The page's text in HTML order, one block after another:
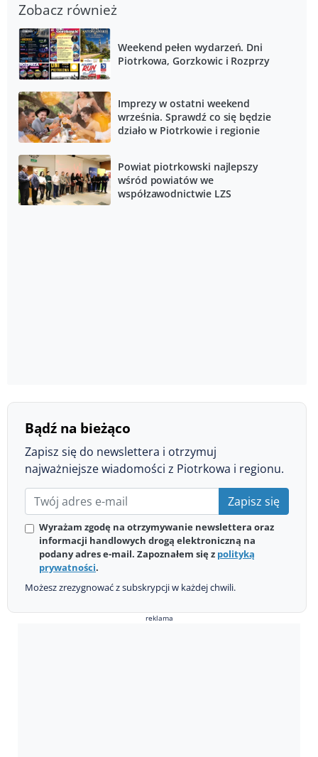
Zobacz również
Weekend pełen wydarzeń. Dni
Piotrkowa, Gorzkowic i Rozprzy
Imprezy w ostatni weekend
września. Sprawdź co się będzie
działo w Piotrkowie i regionie
Powiat piotrkowski najlepszy
wśród powiatów we
współzawodnictwie LZS
Bądź na bieżąco
Zapisz się do newslettera i otrzymuj
najważniejsze wiadomości z Piotrkowa i regionu.
Zapisz się
Wyrażam zgodę na otrzymywanie newslettera oraz
informacji handlowych drogą elektroniczną na
podany adres e-mail. Zapoznałem się z polityką
prywatności.
Możesz zrezygnować z subskrypcji w każdej chwili.
reklama